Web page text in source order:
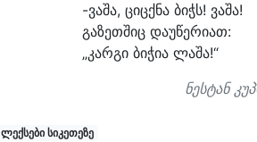
-ვაშა, ციცქნა ბიჭს! ვაშა!
გაზეთშიც დაუწერიათ:
„კარგი ბიჭია ლაშა!“
ნესტან
ლექსები სიკეთეზე